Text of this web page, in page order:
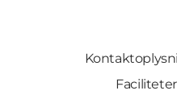
Faciliteter